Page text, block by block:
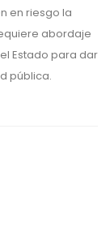
en riesgo la
abordaje
Estado para dar
pública.